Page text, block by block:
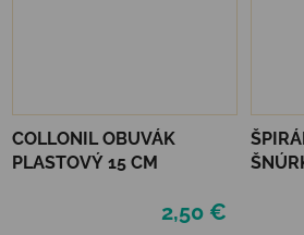
COLLONIL OBUVÁK
PLASTOVÝ 15 CM
2,50 €